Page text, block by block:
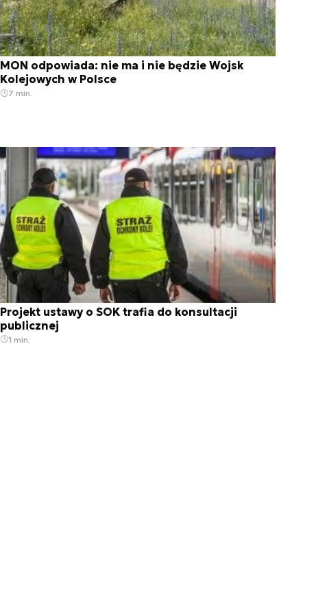
MON odpowiada: nie ma i nie będzie Wojsk
Kolejowych w Polsce
7 min.
Projekt ustawy o SOK trafia do konsultacji
publicznej
1 min.